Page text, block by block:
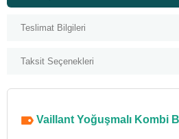
Teslimat Bilgileri
Taksit Seçenekleri
Vaillant Yoğuşmalı Kombi